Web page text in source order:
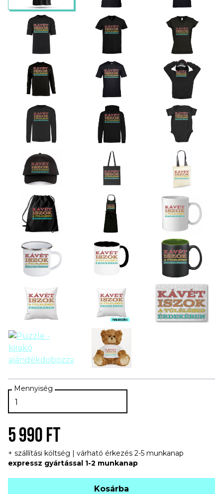
5 990 FT
+ szállítási költség | várható érkezés 2-5 munkanap
expressz gyártással 1-2 munkanap
Kosárba